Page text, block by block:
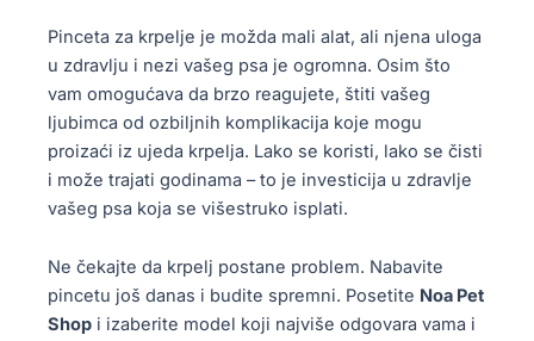
Pinceta za krpelje je možda mali alat, ali njena uloga
u zdravlju i nezi vašeg psa je ogromna. Osim što
vam omogućava da brzo reagujete, štiti vašeg
ljubimca od ozbiljnih komplikacija koje mogu
proizaći iz ujeda krpelja. Lako se koristi, lako se čisti
i može trajati godinama – to je investicija u zdravlje
vašeg psa koja se višestruko isplati.
Ne čekajte da krpelj postane problem. Nabavite
pincetu još danas i budite spremni. Posetite Noa Pet
Shop i izaberite model koji najviše odgovara vama i